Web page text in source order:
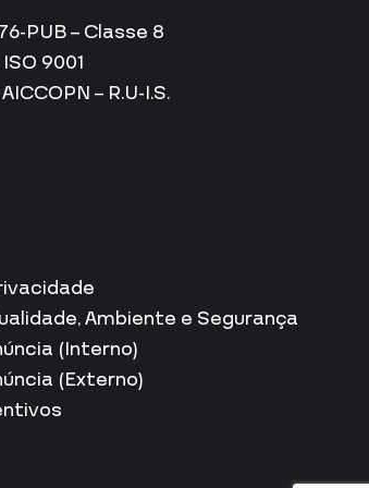
PUB – Classe 8
9001
– R.U-I.S.
Ambiente e Segurança
(Interno)
(Externo)